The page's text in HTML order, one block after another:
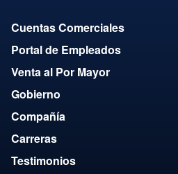
Cuentas Comerciales
Portal de Empleados
Venta al Por Mayor
Gobierno
Compañía
Carreras
Testimonios